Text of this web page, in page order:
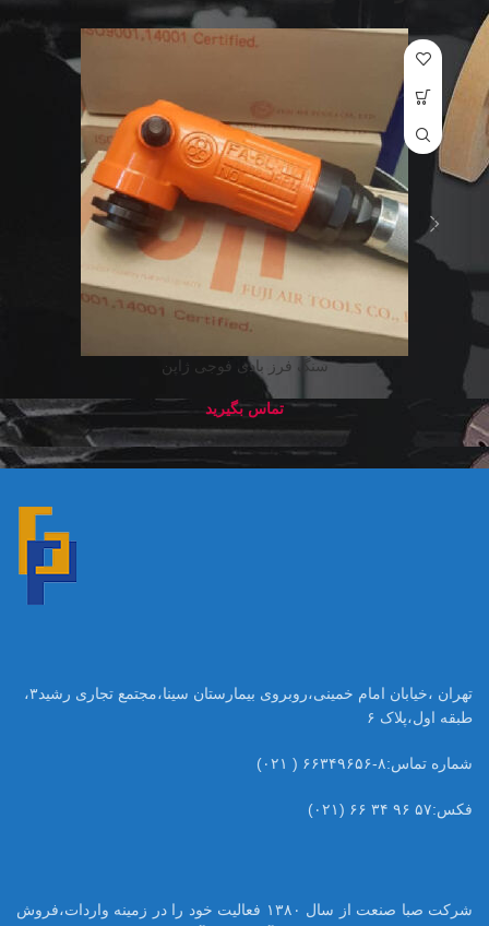
سنگ فرز بادی فوجی ژاپن
تهران ،خیابان امام خمینی،روبروی بیمارستان سینا،مجتمع تجاری رشید۳،
طبقه اول،پلاک ۶
شماره تماس:۸-۶۶۳۴۹۶۵۶ ( ۰۲۱)
فکس:۵۷ ۹۶ ۳۴ ۶۶ (۰۲۱)
شرکت صبا صنعت از سال ۱۳۸۰ فعالیت خود را در زمینه واردات،فروش